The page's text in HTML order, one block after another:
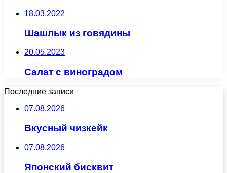
18.03.2022
Шашлык из говядины
20.05.2023
Салат с виноградом
Последние записи
07.08.2026
Вкусный чизкейк
07.08.2026
Японский бисквит